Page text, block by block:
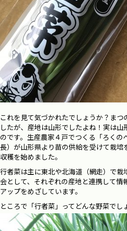
これを見て気づかれたでしょうか？まつ
したが、産地は山形でしたよね！実は
のです。生産農家４戸でつくる「ろく
長）が山形県より苗の供給を受けて栽培
収穫を始めました。
行者菜は主に東北や北海道（網走）で
会として、それぞれの産地と連携して
アップをめざしています。
ところで「行者菜」ってどんな野菜でし